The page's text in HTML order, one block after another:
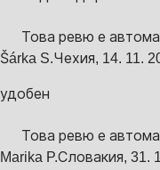
Това ревю е
Šárka S.Чехия, 14. 11.
удобен
Това ревю е
Marika P.Словакия, 31.